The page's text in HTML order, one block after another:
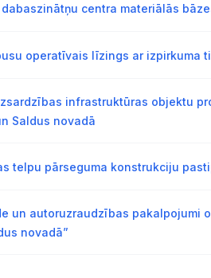
centra materiālās
operatīvais līzings ar izpirkuma
infrastruktūras objektu
Saldus novadā
telpu pārseguma konstrukciju
un autoruzraudzības pakalpojumi
novadā”